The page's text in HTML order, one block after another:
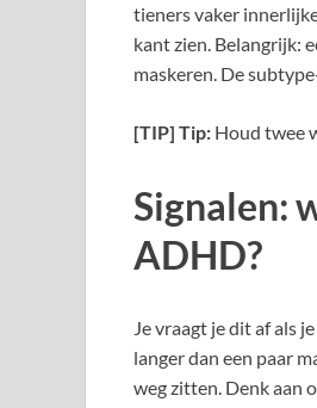
tieners vaker
kant zien. Belangrijk:
maskeren. De
[TIP] Tip: Houd twee
Signalen:
ADHD?
Je vraagt je dit af als
langer dan een paar
weg zitten. Denk aan